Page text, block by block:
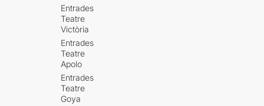
Entrades
Teatre
Victòria
Entrades
Teatre
Apolo
Entrades
Teatre
Goya